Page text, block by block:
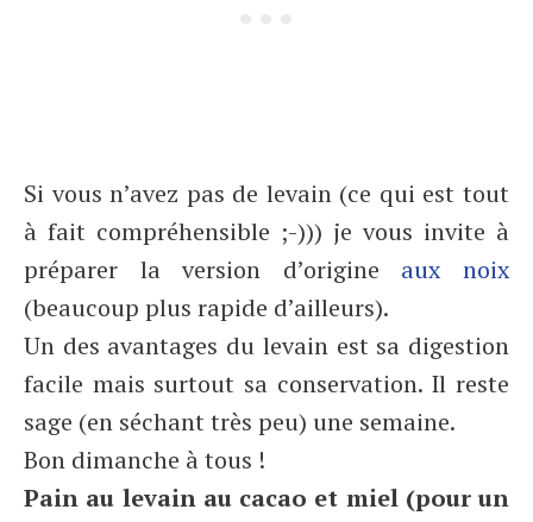
Si vous n’avez pas de levain (ce qui est tout
à fait compréhensible ;-))) je vous invite à
préparer la version d’origine aux noix
(beaucoup plus rapide d’ailleurs).
Un des avantages du levain est sa digestion
facile mais surtout sa conservation. Il reste
sage (en séchant très peu) une semaine.
Bon dimanche à tous !
Pain au levain au cacao et miel (pour un